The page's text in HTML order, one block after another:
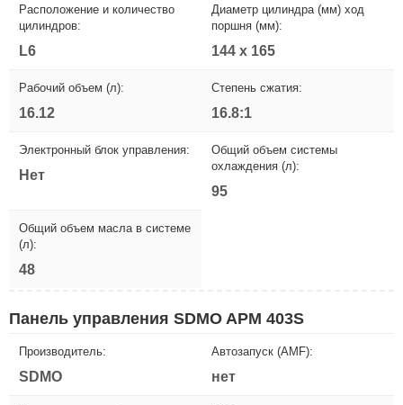
Расположение и количество
цилиндров:
L6
Диаметр цилиндра (мм) ход
поршня (мм):
144 x 165
Рабочий объем (л):
16.12
Степень сжатия:
16.8:1
Электронный блок управления:
Нет
Общий объем системы
охлаждения (л):
95
Общий объем масла в системе
(л):
48
Панель управления SDMO APM 403S
Производитель:
SDMO
Автозапуск (AMF):
нет